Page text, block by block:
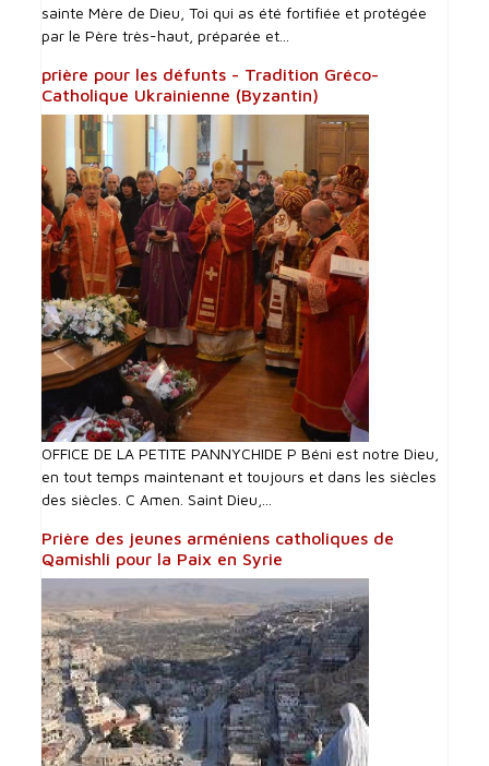
sainte Mère de Dieu, Toi qui as été fortifiée et protégée
par le Père très-haut, préparée et...
prière pour les défunts - Tradition Gréco-
Catholique Ukrainienne (Byzantin)
OFFICE DE LA PETITE PANNYCHIDE P Béni est notre Dieu,
en tout temps maintenant et toujours et dans les siècles
des siècles. C Amen. Saint Dieu,...
Prière des jeunes arméniens catholiques de
Qamishli pour la Paix en Syrie